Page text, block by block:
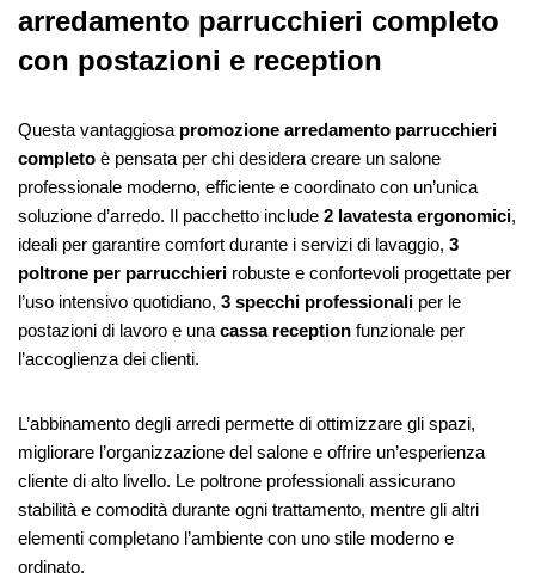
arredamento parrucchieri completo
con postazioni e reception
Questa vantaggiosa promozione arredamento parrucchieri
completo è pensata per chi desidera creare un salone
professionale moderno, efficiente e coordinato con un’unica
soluzione d’arredo. Il pacchetto include 2 lavatesta ergonomici,
ideali per garantire comfort durante i servizi di lavaggio, 3
poltrone per parrucchieri robuste e confortevoli progettate per
l’uso intensivo quotidiano, 3 specchi professionali per le
postazioni di lavoro e una cassa reception funzionale per
l’accoglienza dei clienti.
L’abbinamento degli arredi permette di ottimizzare gli spazi,
migliorare l’organizzazione del salone e offrire un’esperienza
cliente di alto livello. Le poltrone professionali assicurano
stabilità e comodità durante ogni trattamento, mentre gli altri
elementi completano l’ambiente con uno stile moderno e
ordinato.